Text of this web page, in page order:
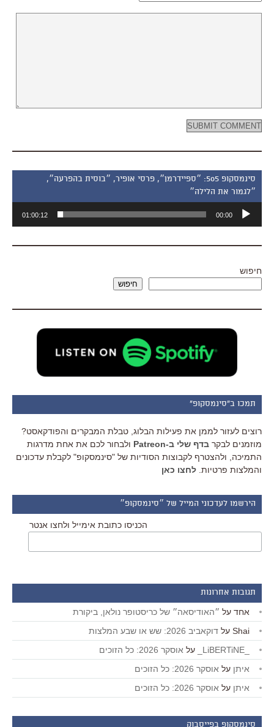
סינמסקופ 505: ״ספיידרמן״, פרסי אופיר, ״בוסית בהפרעה״,
״לגמור את הלילה״
אודיו
00:00
01:00:12
חיפוש
חיפוש
תמכו ב"סינמסקופ"
רוצים לעזור לממן את פעילות הבלוג, טבלת המבקרים והפודקאסט?
מוזמנים לבקר בדף שלי ב-Patreon
ולבחור לכם את אחת מדרגות
התמיכה, ולהצטרף לקבוצות הסודיות של "סינמסקופ" לקבלת עדכונים
והמלצות פרטיות. לחצו כאן
הירשמו לעדכוני המייל של ״סינמסקופ״
הכניסו כתובת אימייל ולחצו אנטר
תגובות אחרונות
אחד על ״האודיסאה״ של כריסטופר נולאן, ביקורת
Shai על דוקאביב 2026: שש או שבע המלצות
על אוסקר 2026: כל הזוכים
איתן על אוסקר 2026: כל הזוכים
איתן על אוסקר 2026: כל הזוכים